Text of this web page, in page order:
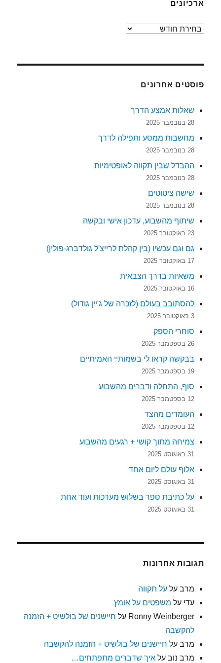
ארכיונים
ארכיונים
פוסטים אחרונים
שאלות אמצע הדרך
28 בנובמבר 2025
מחשבות ממסע ותפילה לדרך
28 בנובמבר 2025
ההבדל שבין תקווה לאופטימיות
28 בנובמבר 2025
שישה ציטוטים
28 בנובמבר 2025
שיתוף מהשבוע, עדכון אישי ובקשה
23 באוקטובר 2025
גם וגם עכשיו (בין קהלת לרייצ'ל גולדברג-פולין)
17 באוקטובר 2025
משאיות בדרך הצבאית
16 באוקטובר 2025
להסתובב בעולם (לזכרה של ג'יין גודול)
3 באוקטובר 2025
סוחרי הספק
26 בספטמבר 2025
בבקשה קראו לי בשמותיי האמיתיים
19 בספטמבר 2025
סוף, התחלה ודברים מהשבוע
12 בספטמבר 2025
העומדים מהצד
12 בספטמבר 2025
צמיחה מתוך קושי + רגעים מהשבוע
31 באוגוסט 2025
אלוף עולם ליום אחד
31 באוגוסט 2025
על כתיבת ספר בשלוש מערכות ועוד אחת
31 באוגוסט 2025
תגובות אחרונות
מרב עלעל תקווה
עדי על משפטים על אומץ
Ronny Weinberger על חיישנים של בולשיט + הזמנה
להקשבה
מרב על חיישנים של בולשיט + הזמנה להקשבה
מרב נוב עלאיך שדברים מתפתחים…